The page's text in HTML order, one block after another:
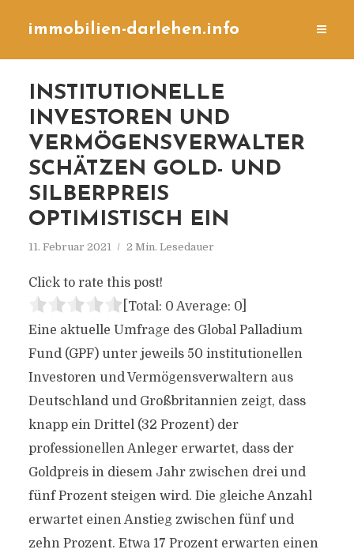
immobilien-darlehen.info
INSTITUTIONELLE
INVESTOREN UND
VERMÖGENSVERWALTER
SCHÄTZEN GOLD- UND
SILBERPREIS
OPTIMISTISCH EIN
11. Februar 2021 2 Min. Lesedauer
Click to rate this post!
[Total: 0 Average: 0]
Eine aktuelle Umfrage des Global Palladium
Fund (GPF) unter jeweils 50 institutionellen
Investoren und Vermögensverwaltern aus
Deutschland und Großbritannien zeigt, dass
knapp ein Drittel (32 Prozent) der
professionellen Anleger erwartet, dass der
Goldpreis in diesem Jahr zwischen drei und
fünf Prozent steigen wird. Die gleiche Anzahl
erwartet einen Anstieg zwischen fünf und
zehn Prozent. Etwa 17 Prozent erwarten einen